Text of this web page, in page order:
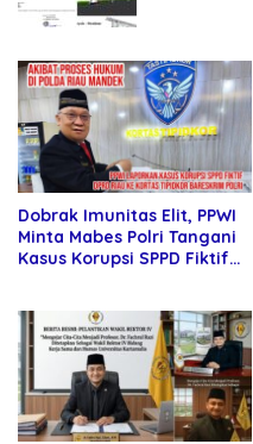
Dobrak Imunitas Elit, PPWI
Minta Mabes Polri Tangani
Kasus Korupsi SPPD Fiktif